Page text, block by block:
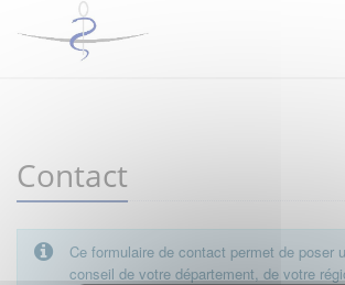
Contact
Ce formulaire de contact permet de poser
conseil de votre département, de votre